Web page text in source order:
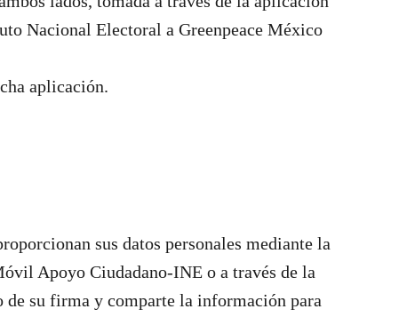
Nacional Electoral a Greenpeace México
aplicación.
sus datos personales mediante la
Apoyo Ciudadano-INE o a través de la
su firma y comparte la información para